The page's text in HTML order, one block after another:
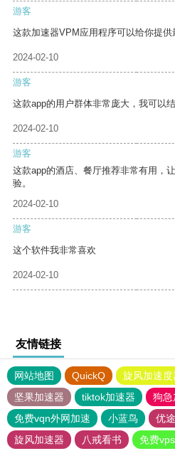
游客
这款加速器VPM应用程序可以给你提供
2024-02-10
游客
这款app的用户群体非常庞大，我可以
2024-02-10
游客
这款app的酒店、餐厅推荐非常有用，
验。
2024-02-10
游客
这个软件我非常喜欢
2024-02-10
友情链接
网站地图 QuickQ 旋风加速度
坚果加速器
tiktok加速器
狗急
免费vqn外网加速
小蓝鸟 优
旋风加速器
八戒看书 免费